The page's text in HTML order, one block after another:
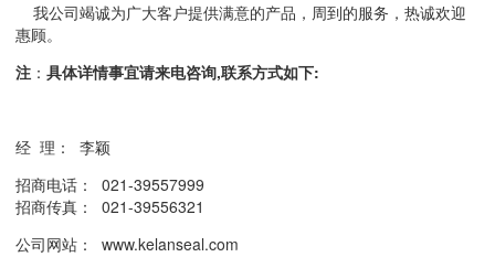
我公司竭诚为广大客户提供满意的产品，周到的服务，热诚欢迎
惠顾。
注 ： 具体详情事宜请来电咨询,联系方式如下:
经 理： 李颖
招商电话： 021-39557999
招商传真： 021-39556321
公司网站： www.kelanseal.com